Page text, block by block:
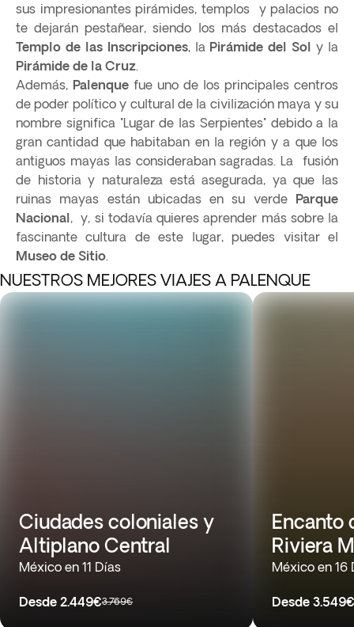
sus impresionantes pirámides, templos y palacios no
te dejarán pestañear, siendo los más destacados el
Templo de las Inscripciones, la Pirámide del Sol y la
Pirámide de la Cruz.
Además, Palenque fue uno de los principales centros
de poder político y cultural de la civilización maya y su
nombre significa "Lugar de las Serpientes" debido a la
gran cantidad que habitaban en la región y a que los
antiguos mayas las consideraban sagradas. La fusión
de historia y naturaleza está asegurada, ya que las
ruinas mayas están ubicadas en su verde Parque
Nacional, y, si todavía quieres aprender más sobre la
fascinante cultura de este lugar, puedes visitar el
Museo de Sitio.
NUESTROS MEJORES VIAJES A PALENQUE
Ciudades coloniales y
Altiplano Central
México en 11 Días
Desde 2.449€3.769€
Encanto
Riviera
México en 16
Desde 3.549€